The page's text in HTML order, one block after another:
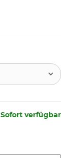
Sofort verfügbar